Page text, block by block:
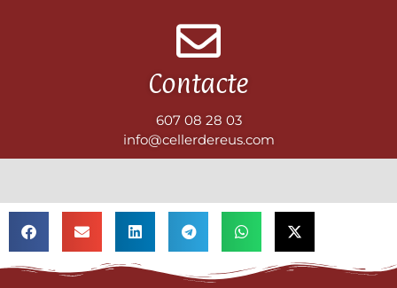
Contacte
607 08 28 03
info@cellerdereus.com